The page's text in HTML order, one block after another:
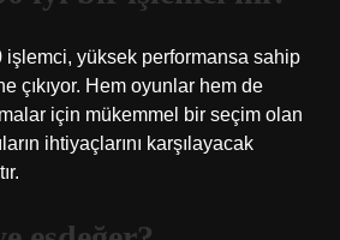
yüksek performansa sahip
çıkıyor. Hem oyunlar hem de
için mükemmel bir seçim olan
ihtiyaçlarını karşılayacak